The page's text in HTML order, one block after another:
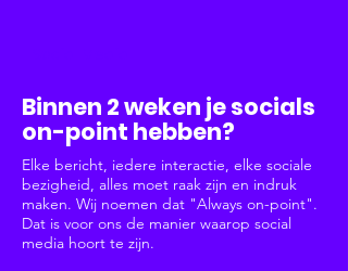
Binnen 2 weken je socials
on-point hebben?
Elke bericht, iedere interactie, elke sociale
bezigheid, alles moet raak zijn en indruk
maken. Wij noemen dat "Always on-point".
Dat is voor ons de manier waarop social
media hoort te zijn.